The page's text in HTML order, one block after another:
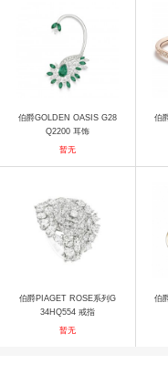
伯爵GOLDEN OASIS G28
Q2200 耳饰
暂无
伯
伯爵PIAGET ROSE系列G
34HQ554 戒指
暂无
伯